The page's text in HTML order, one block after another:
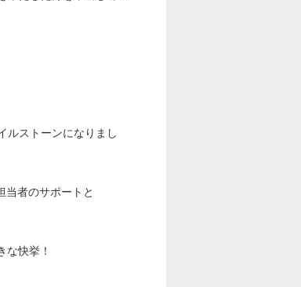
ルストーンになりまし
当者のサポートと
快挙！